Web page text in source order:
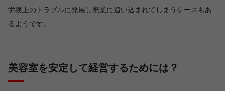
労務上のトラブルに発展し廃業に追い込まれてしまうケースもあ
るようです。
美容室を安定して経営するためには？